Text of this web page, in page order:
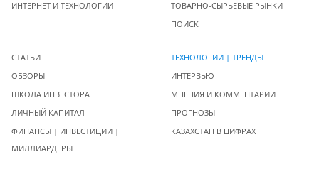
ИНТЕРНЕТ И ТЕХНОЛОГИИ
ТОВАРНО-СЫРЬЕВЫЕ РЫНКИ
ПОИСК
СТАТЬИ
ОБЗОРЫ
ШКОЛА ИНВЕСТОРА
ЛИЧНЫЙ КАПИТАЛ
ФИНАНСЫ | ИНВЕСТИЦИИ |
МИЛЛИАРДЕРЫ
ТЕХНОЛОГИИ | ТРЕНДЫ
ИНТЕРВЬЮ
МНЕНИЯ И КОММЕНТАРИИ
ПРОГНОЗЫ
КАЗАХСТАН В ЦИФРАХ